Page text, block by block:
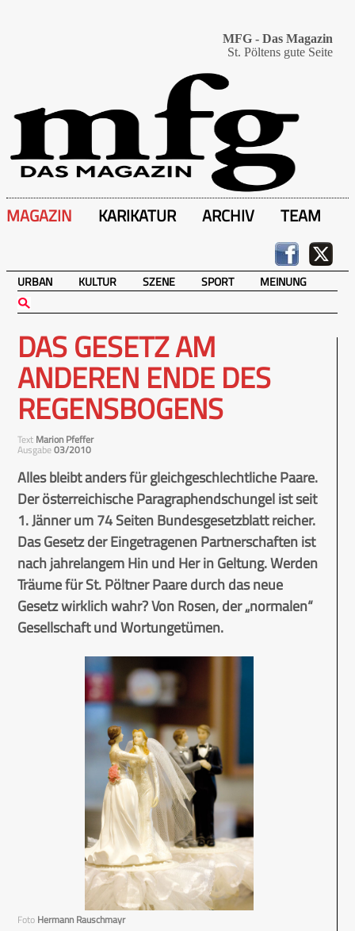
MFG - Das Magazin
St. Pöltens gute Seite
MAGAZIN KARIKATUR ARCHIV TEAM
URBAN KULTUR SZENE SPORT MEINUNG
DAS GESETZ AM
ANDEREN ENDE DES
REGENSBOGENS
Text Marion Pfeffer
Ausgabe03/2010
Alles bleibt anders für gleichgeschlechtliche Paare.
Der österreichische Paragraphendschungel ist seit
1. Jänner um 74 Seiten Bundesgesetzblatt reicher.
Das Gesetz der Eingetragenen Partnerschaften ist
nach jahrelangem Hin und Her in Geltung. Werden
Träume für St. Pöltner Paare durch das neue
Gesetz wirklich wahr? Von Rosen, der „normalen“
Gesellschaft und Wortungetümen.
Foto Hermann Rauschmayr